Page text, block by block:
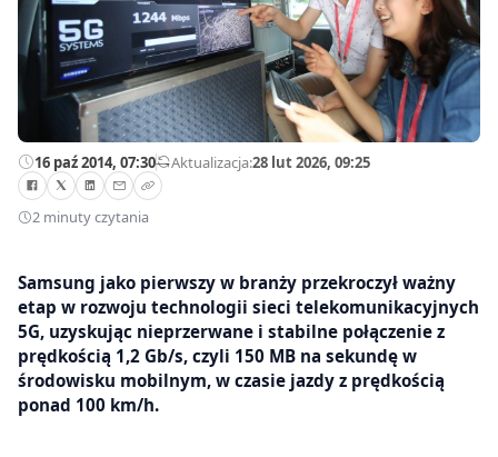
16 paź 2014, 07:30—Aktualizacja:28 lut 2026, 09:25
2 minuty czytania
Samsung jako pierwszy w branży przekroczył ważny
etap w rozwoju technologii sieci telekomunikacyjnych
5G, uzyskując nieprzerwane i stabilne połączenie z
prędkością 1,2 Gb/s, czyli 150 MB na sekundę w
środowisku mobilnym, w czasie jazdy z prędkością
ponad 100 km/h.